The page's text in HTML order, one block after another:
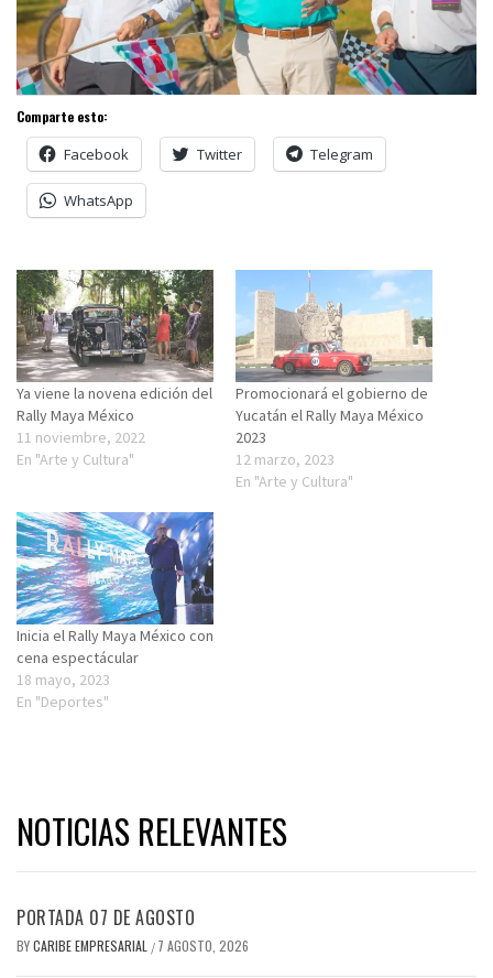
Comparte esto:
Facebook Twitter Telegram
WhatsApp
Ya viene la novena edición del
Rally Maya México
11 noviembre, 2022
En "Arte y Cultura"
Promocionará el gobierno de
Yucatán el Rally Maya México
2023
12 marzo, 2023
En "Arte y Cultura"
Inicia el Rally Maya México con
cena espectácular
18 mayo, 2023
En "Deportes"
NOTICIAS RELEVANTES
PORTADA 07 DE AGOSTO
BYCARIBE EMPRESARIAL / 7 AGOSTO, 2026